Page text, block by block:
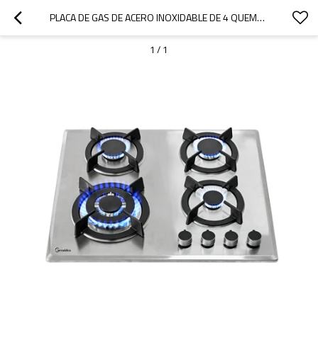
PLACA DE GAS DE ACERO INOXIDABLE DE 4 QUEMADORES | MGBS-604S201
1 / 1